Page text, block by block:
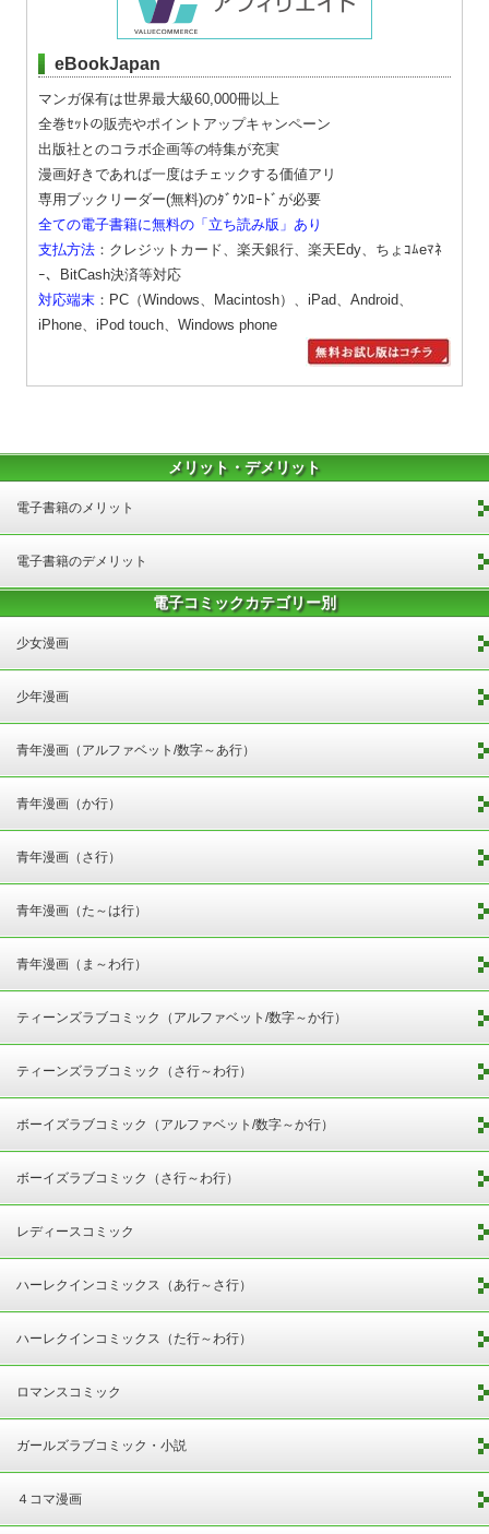
eBookJapan
マンガ保有は世界最大級60,000冊以上
全巻ｾｯﾄの販売やポイントアップキャンペーン
出版社とのコラボ企画等の特集が充実
漫画好きであれば一度はチェックする価値アリ
専用ブックリーダー(無料)のﾀﾞｳﾝﾛｰﾄﾞが必要
全ての電子書籍に無料の「立ち読み版」あり
支払方法 ：クレジットカード、楽天銀行、楽天Edy、ちょｺﾑeﾏﾈ
ｰ、BitCash決済等対応
対応端末 ：PC（Windows、Macintosh）、iPad、Android、
iPhone、iPod touch、Windows phone
メリット・デメリット
電子書籍のメリット
電子書籍のデメリット
電子コミックカテゴリー別
少女漫画
少年漫画
青年漫画（アルファベット/数字～あ行）
青年漫画（か行）
青年漫画（さ行）
青年漫画（た～は行）
青年漫画（ま～わ行）
ティーンズラブコミック（アルファベット/数字～か行）
ティーンズラブコミック（さ行～わ行）
ボーイズラブコミック（アルファベット/数字～か行）
ボーイズラブコミック（さ行～わ行）
レディースコミック
ハーレクインコミックス（あ行～さ行）
ハーレクインコミックス（た行～わ行）
ロマンスコミック
ガールズラブコミック・小説
４コマ漫画